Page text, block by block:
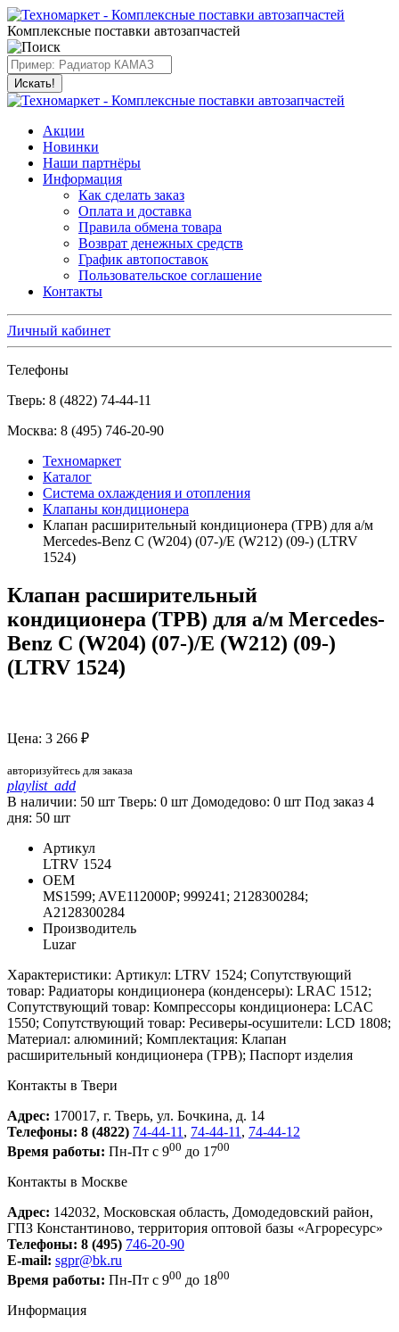
Комплексные поставки автозапчастей
Искать!
Акции
Новинки
Наши партнёры
Информация
Как сделать заказ
Оплата и доставка
Правила обмена товара
Возврат денежных средств
График автопоставок
Пользовательское соглашение
Контакты
Личный кабинет
Телефоны
Тверь: 8 (4822) 74-44-11
Москва: 8 (495) 746-20-90
Техномаркет
Каталог
Система охлаждения и отопления
Клапаны кондиционера
Клапан расширительный кондиционера (ТРВ) для а/м
Mercedes-Benz C (W204) (07-)/E (W212) (09-) (LTRV
1524)
Клапан расширительный
кондиционера (ТРВ) для а/м Mercedes-
Benz C (W204) (07-)/E (W212) (09-)
(LTRV 1524)
Цена: 3 266 ₽
авторизуйтесь для заказа
playlist_add
В наличии: 50 шт Тверь: 0 шт Домодедово: 0 шт Под заказ 4
дня: 50 шт
Артикул
LTRV 1524
ОЕМ
MS1599; AVE112000P; 999241; 2128300284;
A2128300284
Производитель
Luzar
Характеристики: Артикул: LTRV 1524; Сопутствующий
товар: Радиаторы кондиционера (конденсеры): LRAC 1512;
Сопутствующий товар: Компрессоры кондиционера: LCAC
1550; Сопутствующий товар: Ресиверы-осушители: LCD 1808;
Материал: алюминий; Комплектация: Клапан
расширительный кондиционера (ТРВ); Паспорт изделия
Контакты в Твери
Адрес: 170017, г. Тверь, ул. Бочкина, д. 14
Телефоны: 8 (4822) 74-44-11 , 74-44-11 , 74-44-12
Время работы: Пн-Пт с 900 до 1700
Контакты в Москве
Адрес: 142032, Московская область, Домодедовский район,
ГПЗ Константиново, территория оптовой базы «Агроресурс»
Телефоны: 8 (495) 746-20-90
E-mail: sgpr@bk.ru
Время работы: Пн-Пт с 900 до 1800
Информация